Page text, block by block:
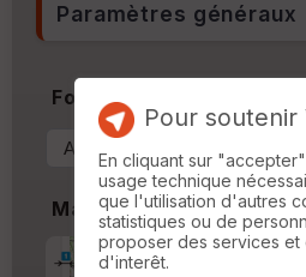
Paramètres généraux
Format & Orientation
Marges
Pour soutenir
En cliquant sur
usage technique
que l'utilisation d'autres
statistiques ou de
proposer des services
d'interêt.